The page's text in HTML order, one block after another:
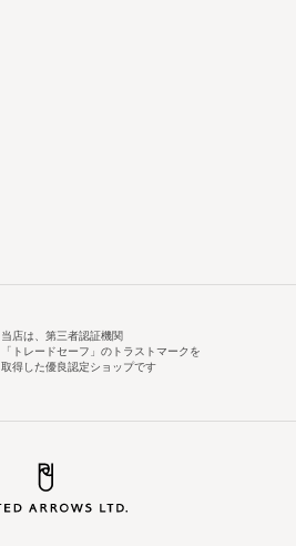
当店は、第三者認証機関
「トレードセーフ」のトラストマークを
取得した優良認定ショップです